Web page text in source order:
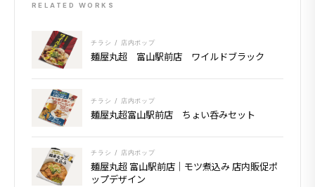
RELATED WORKS
チラシ / 店内ポップ
麺屋丸超 富山駅前店 ワイルドブラック
チラシ / 店内ポップ
麺屋丸超富山駅前店 ちょい呑みセット
チラシ / 店内ポップ
麺屋丸超 富山駅前店｜モツ煮込み 店内販促ポ
ップデザイン